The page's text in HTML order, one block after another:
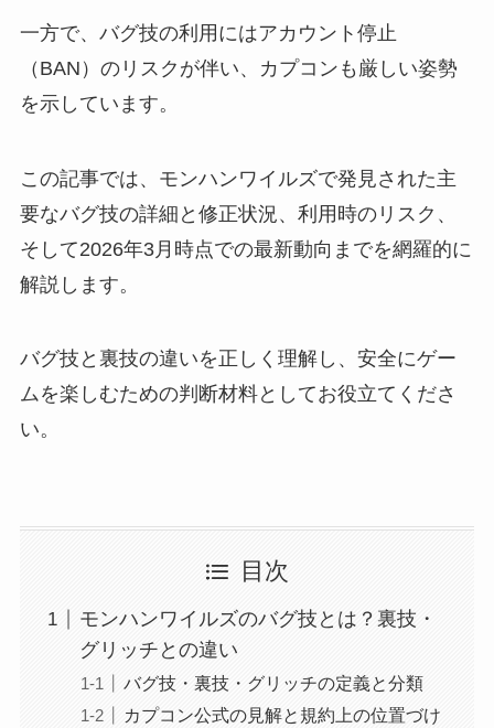
一方で、バグ技の利用にはアカウント停止
（BAN）のリスクが伴い、カプコンも厳しい姿勢
を示しています。
この記事では、モンハンワイルズで発見された主
要なバグ技の詳細と修正状況、利用時のリスク、
そして2026年3月時点での最新動向までを網羅的に
解説します。
バグ技と裏技の違いを正しく理解し、安全にゲー
ムを楽しむための判断材料としてお役立てくださ
い。
目次
モンハンワイルズのバグ技とは？裏技・
グリッチとの違い
バグ技・裏技・グリッチの定義と分類
カプコン公式の見解と規約上の位置づけ